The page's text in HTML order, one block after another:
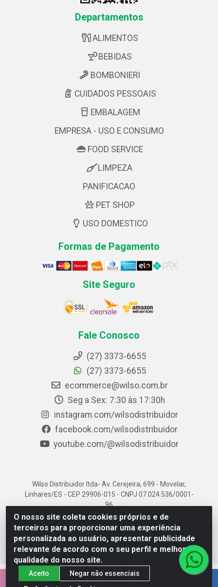
O nosso site coleta cookies próprios e de
terceiros para proporcionar uma experiência
personalizada ao usuário, apresentar publicidade
relevante de acordo com o seu perfil e melhorar a
qualidade do nosso site.
Aceito
Negar não essenciais
Departamentos
ALIMENTOS
BEBIDAS
BOMBONIERI
CUIDADOS PESSOAIS
EMBALAGEM
EMPRESA - USO E CONSUMO
FOOD SERVICE
LIMPEZA
PANIFICACAO
PET SHOP
USO DOMESTICO
Formas de Pagamento
Site Seguro
Fale Conosco
(27) 3373-6655
(27) 3373-6655
ecommerce@wilso.com.br
Seg a Sex: 7:30 às 17:30h
instagram.com/wilsodistribuidor
facebook.com/wilsodistribuidor
youtube.com/@wilsodistribuidor
Wilso Distribuidor ltda- Av. Cerejeira, 699 - Movelar,
Linhares/ES - CEP 29906-015 - CNPJ 07.024.536/0001-
96
EMPRESA 100% CAPIXABA.